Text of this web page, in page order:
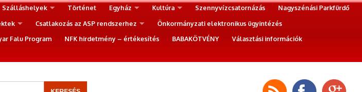
Szálláshelyek Történet Egyház Kultúra Szennyvízcsatornázás
Nagyszénási Parkfürdő
Csatlakozás az ASP rendszerhez
Önkormányzati elektronikus ügyintézés
Falu Program NFK hirdetmény – értékesítés BABAKÖTVÉNY
Választási információk